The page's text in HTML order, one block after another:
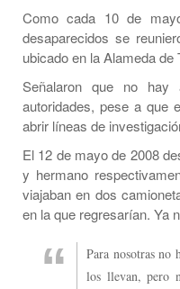
Como cada 10 de
desaparecidos se
ubicado en la Alameda de
Señalaron que no
autoridades, pese a que
abrir líneas de
El 12 de mayo de 2008
y hermano
viajaban en dos
en la que regresarían. Ya
Para nosotras no
los llevan, pero